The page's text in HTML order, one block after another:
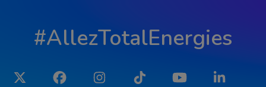
#AllezTotalEnergies
Twitter Facebook Instagram Tiktok YouTube LinkedIn